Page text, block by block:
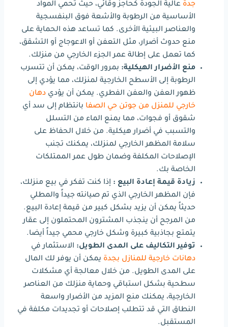
جدة عالية الجودة كحاجز وقائي، حيث تحمي المواد
الأساسية من الرطوبة والأشعة فوق البنفسجية
والعناصر البيئية الأخرى. كما تساعد هذه الحماية على
منع حدوث أضرار، مثل التعفن أو الاعوجاج أو التشقق،
كما تعمل على إطالة عمر الجزء الخارجي من منزلك.
منع الأضرار الهيكلية: بمرور الوقت، يمكن أن تتسرب
الرطوبة إلى الأسطح الخارجية لمنزلك، مما يؤدي إلى
ظهور العفن والعفن الفطري. يمكن أن يؤدي دهان
خارجي للمنزل من جوتن حي الصفا بانتظام إلى سد أي
شقوق أو فجوات، مما يمنع الماء من التسلل
والتسبب في أضرار هيكلية. من خلال الحفاظ على
سلامة المظهر الخارجي لمنزلك، يمكنك تجنب
الإصلاحات المكلفة وضمان طول عمر الممتلكات
الخاصة بك.
زيادة قيمة إعادة البيع : إذا كنت تفكر في بيع منزلك،
فإن المظهر الخارجي الذي تم صيانته جيداً والمطلي
حديثاً يمكن أن يزيد بشكل كبير من قيمة إعادة البيع.
من المرجح أن ينجذب المشترون المحتملون إلى عقار
يتمتع بجاذبية كبيرة وشكل خارجي محمي جيداً أيضا.
توفير التكاليف على المدى الطويل: الاستثمار في
دهانات خارجية للمنازل بجدة يمكن أن يوفر لك المال
على المدى الطويل. من خلال معالجة أي مشكلات
سطحية بشكل استباقي وحماية منزلك من العناصر
الخارجية، يمكنك منع المزيد من الأضرار واسعة
النطاق التي قد تتطلب إصلاحات أو تجديدات مكلفة في
المستقبل.